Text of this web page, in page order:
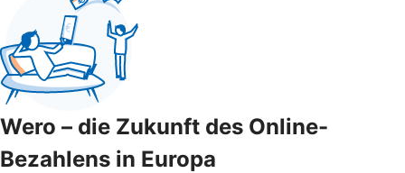
Wero – die Zukunft des Online-
Bezahlens in Europa